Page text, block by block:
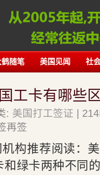
鹤随笔 美国见闻 社
工卡有哪些
: 美国打工签证 |
再签
构推荐阅读：
绿卡两种不同